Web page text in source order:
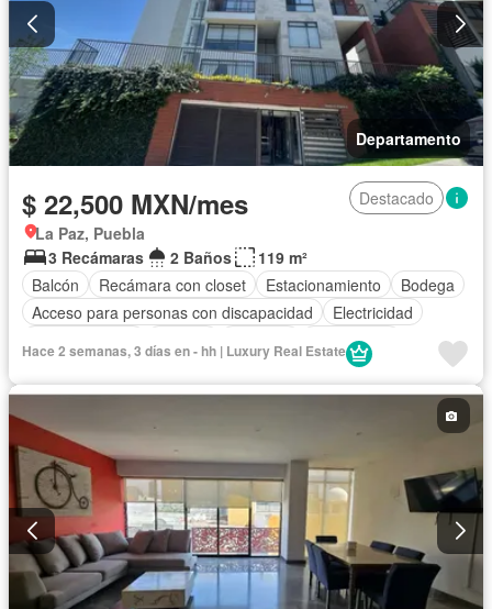
Departamento
$ 22,500 MXN/mes
Destacado
La Paz, Puebla
3 Recámaras
2 Baños
119 m²
Balcón
Recámara con closet Estacionamiento
Bodega
Acceso para personas con discapacidad
Electricidad
Gas natural
Seguridad Agua
Hace 2 semanas, 3 días en - hh | Luxury Real Estate